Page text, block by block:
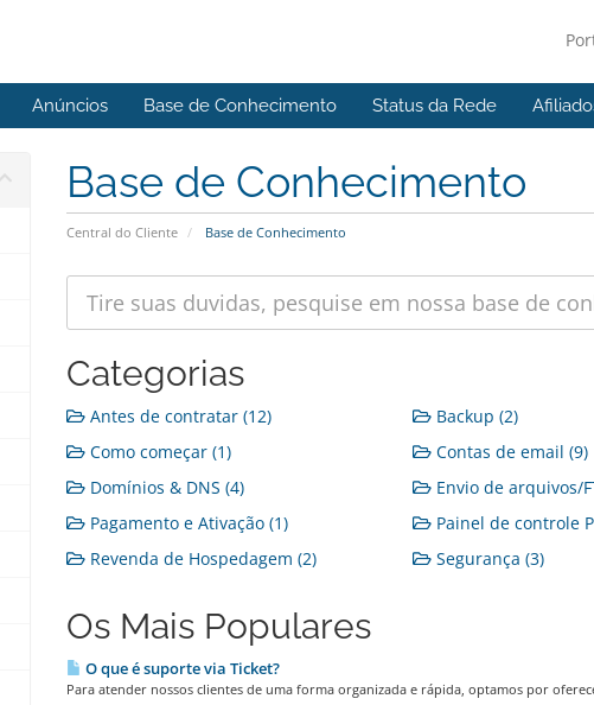
Anúncios Base de Conhecimento Status da Rede
Base de Conhecimento
Central do Cliente Base de Conhecimento
Categorias
Antes de contratar (12) Backup (2)
Como começar (1)
Contas de email (9)
Domínios & DNS (4)
Envio de arquivos/
Pagamento e Ativação (1)
Painel de controle
Revenda de Hospedagem (2)
Segurança (3)
Os Mais Populares
O que é suporte via Ticket?
Para atender nossos clientes de uma forma organizada e rápida, optamos por